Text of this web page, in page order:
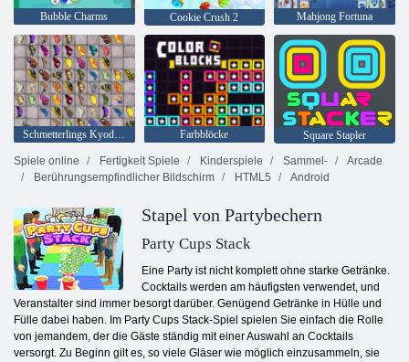
Bubble Charms Cookie Crush 2 Mahjong Fortuna
Schmetterlings Kyodai HD Farbblöcke
Square Stapler
Spiele online
Fertigkeit Spiele Kinderspiele Sammel-
Arcade
Berührungsempfindlicher Bildschirm
HTML5 Android
Stapel von Partybechern
Party Cups Stack
Eine Party ist nicht komplett ohne starke Getränke.
Cocktails werden am häufigsten verwendet, und
Veranstalter sind immer besorgt darüber. Genügend Getränke in Hülle und
Fülle dabei haben. Im Party Cups Stack-Spiel spielen Sie einfach die Rolle
von jemandem, der die Gäste ständig mit einer Auswahl an Cocktails
versorgt. Zu Beginn gilt es, so viele Gläser wie möglich einzusammeln, sie